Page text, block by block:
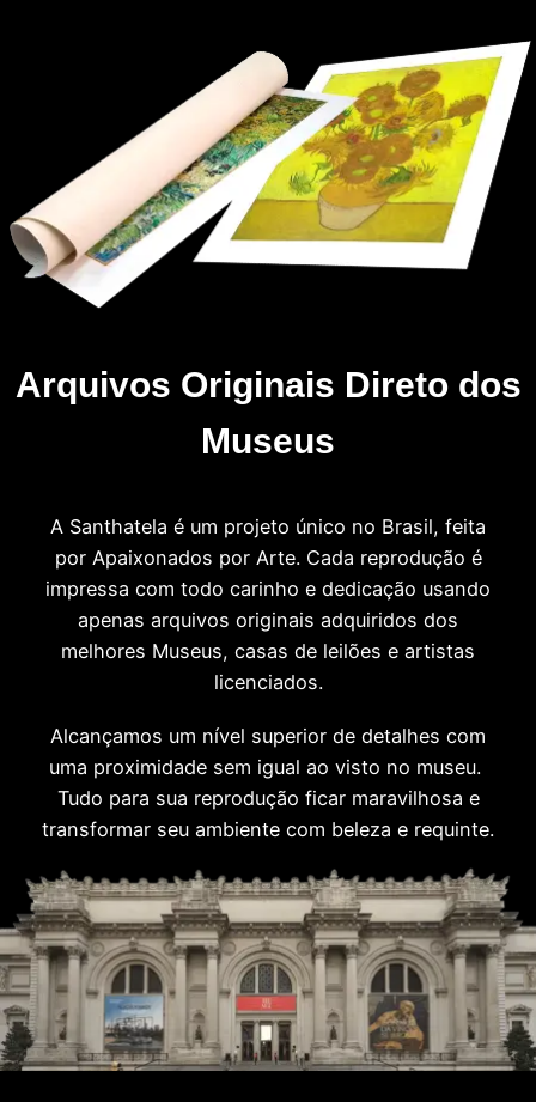
Arquivos Originais Direto dos
Museus
A Santhatela é um projeto único no Brasil, feita
por Apaixonados por Arte. Cada reprodução é
impressa com todo carinho e dedicação usando
apenas arquivos originais adquiridos dos
melhores Museus, casas de leilões e artistas
licenciados.
Alcançamos um nível superior de detalhes com
uma proximidade sem igual ao visto no museu.
Tudo para sua reprodução ficar maravilhosa e
transformar seu ambiente com beleza e requinte.